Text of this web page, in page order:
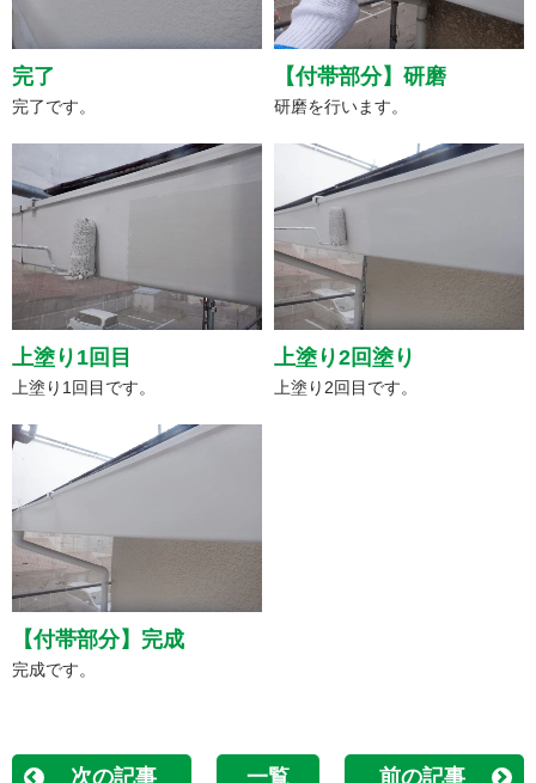
完了
完了です。
【付帯部分】研磨
研磨を行います。
上塗り1回目
上塗り1回目です。
上塗り2回塗り
上塗り2回目です。
【付帯部分】完成
完成です。
次の記事 一覧 前の記事